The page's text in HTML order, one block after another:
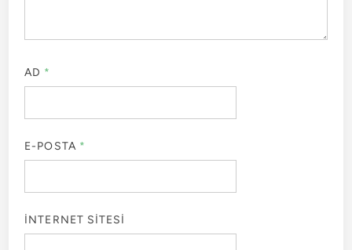
AD *
E-POSTA *
İNTERNET SITESI